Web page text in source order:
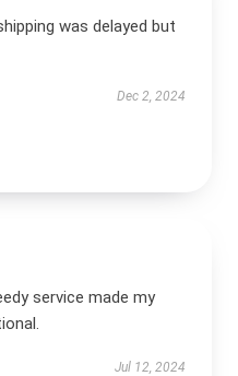
was delayed but
Dec 2, 2024
service made my
Jul 12, 2024